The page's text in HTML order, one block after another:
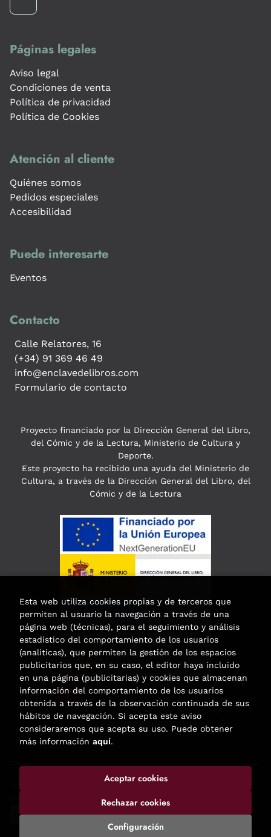
Páginas legales
Aviso legal
Condiciones de venta
Política de privacidad
Política de Cookies
Atención al cliente
Quiénes somos
Pedidos especiales
Accesibilidad
Puede interesarte
Eventos
Contacto
Calle Relatores, 16
(+34) 91 369 46 49
info@enclavedelibros.com
Formulario de contacto
Proyecto financiado por la Dirección General del Libro,
del Cómic y de la Lectura, Ministerio de Cultura y
Deporte.
Este proyecto ha recibido una ayuda del Ministerio de
Cultura, a través de la Dirección General del Libro, del
Cómic y de la Lectura
Esta actividad ha recibido una ayuda
para la modernización de las librerías de
la Comunidad de Madrid
correspondiente al año 2025.
. Todos los Derechos Reservados |
Esta web utiliza cookies propias y de terceros que
permiten al usuario la navegación a través de una
página web (técnicas), para el seguimiento y análisis
estadístico del comportamiento de los usuarios
(analíticas), que permiten la gestión de los espacios
publicitarios que, en su caso, el editor haya incluido
en una página (publicitarias) y cookies que almacenan
información del comportamiento de los usuarios
obtenida a través de la observación continuada de sus
hábitos de navegación. Si acepta este aviso
consideraremos que acepta su uso. Puede obtener
más información aquí.
Configuración
Rechazar cookies
Aceptar cookies